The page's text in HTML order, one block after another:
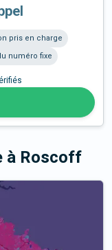
pris en charge
numéro fixe
à Roscoff